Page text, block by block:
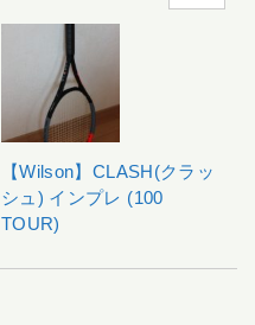
【Wilson】CLASH(クラッ
シュ) インプレ (100
TOUR)